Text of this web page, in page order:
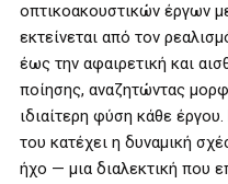
οπτικοακουστικών έργων
εκτείνεται από τον
έως την αφαιρετική και
ποίησης, αναζητώντας
ιδιαίτερη φύση κάθε
του κατέχει η δυναμική
ήχο — μια διαλεκτική που